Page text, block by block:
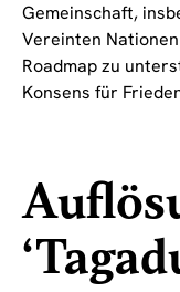
Gemeinschaft,
Vereinten
Roadmap zu
Konsens für